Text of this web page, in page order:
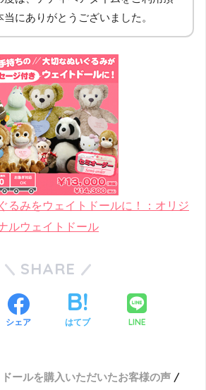
当にありがとうございました。
るみをウェイトドールに！：オリジ
ルウェイトドール
SHARE
シェア はてブ LINE
ールを購入いただいたお客様の声